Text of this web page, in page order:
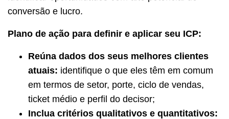
conversão e lucro.
Plano de ação para definir e aplicar seu ICP:
Reúna dados dos seus melhores clientes
atuais: identifique o que eles têm em comum
em termos de setor, porte, ciclo de vendas,
ticket médio e perfil do decisor;
Inclua critérios qualitativos e quantitativos: